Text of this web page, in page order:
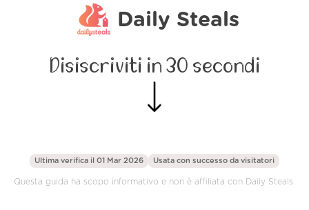
Daily Steals
Disiscriviti in 30 secondi
Ultima verifica il 01 Mar 2026 Usata con successo da visitatori
Questa guida ha scopo informativo e non è affiliata con Daily Steals.